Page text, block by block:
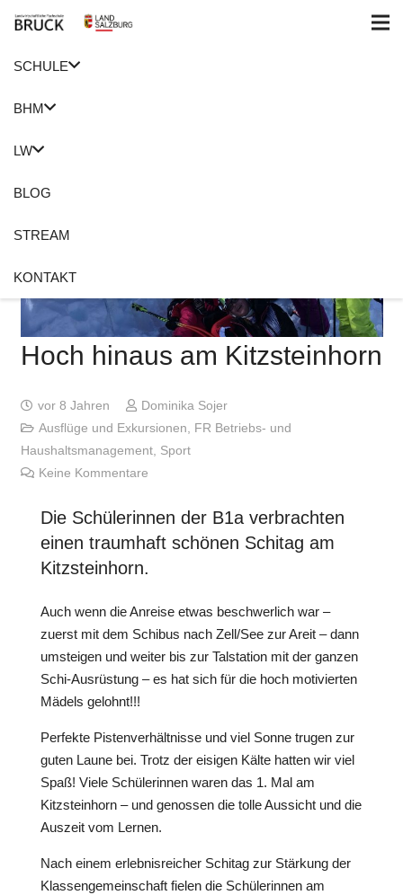
SCHULE
BHM
LW
BLOG
STREAM
KONTAKT
Hoch hinaus am Kitzsteinhorn
vor 8 Jahren
Dominika Sojer
Ausflüge und Exkursionen, FR Betriebs- und
Haushaltsmanagement, Sport
Keine Kommentare
Die Schülerinnen der B1a verbrachten
einen traumhaft schönen Schitag am
Kitzsteinhorn.
Auch wenn die Anreise etwas beschwerlich war –
zuerst mit dem Schibus nach Zell/See zur Areit – dann
umsteigen und weiter bis zur Talstation mit der ganzen
Schi-Ausrüstung – es hat sich für die hoch motivierten
Mädels gelohnt!!!
Perfekte Pistenverhältnisse und viel Sonne trugen zur
guten Laune bei. Trotz der eisigen Kälte hatten wir viel
Spaß! Viele Schülerinnen waren das 1. Mal am
Kitzsteinhorn – und genossen die tolle Aussicht und die
Auszeit vom Lernen.
Nach einem erlebnisreicher Schitag zur Stärkung der
Klassengemeinschaft fielen die Schülerinnen am